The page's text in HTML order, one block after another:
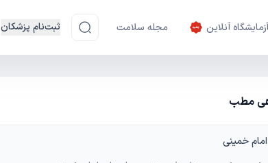
آزمایشگاه آنلاین مجله سلامت ثبت‌نام پزشکان
مطب
خمینی